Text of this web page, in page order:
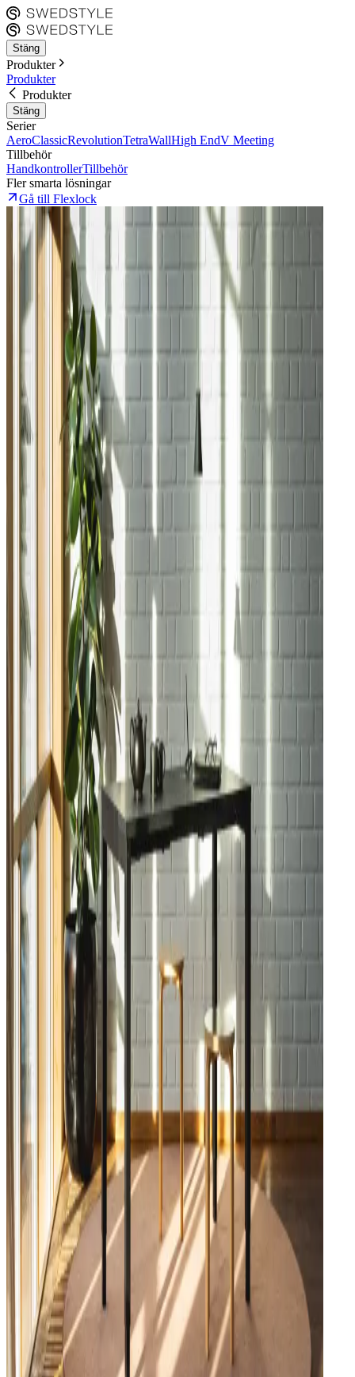
Stäng
Produkter
Produkter
Produkter
Stäng
Serier
AeroClassicRevolutionTetraWallHigh EndV Meeting
Tillbehör
HandkontrollerTillbehör
Fler smarta lösningar
Gå till Flexlock